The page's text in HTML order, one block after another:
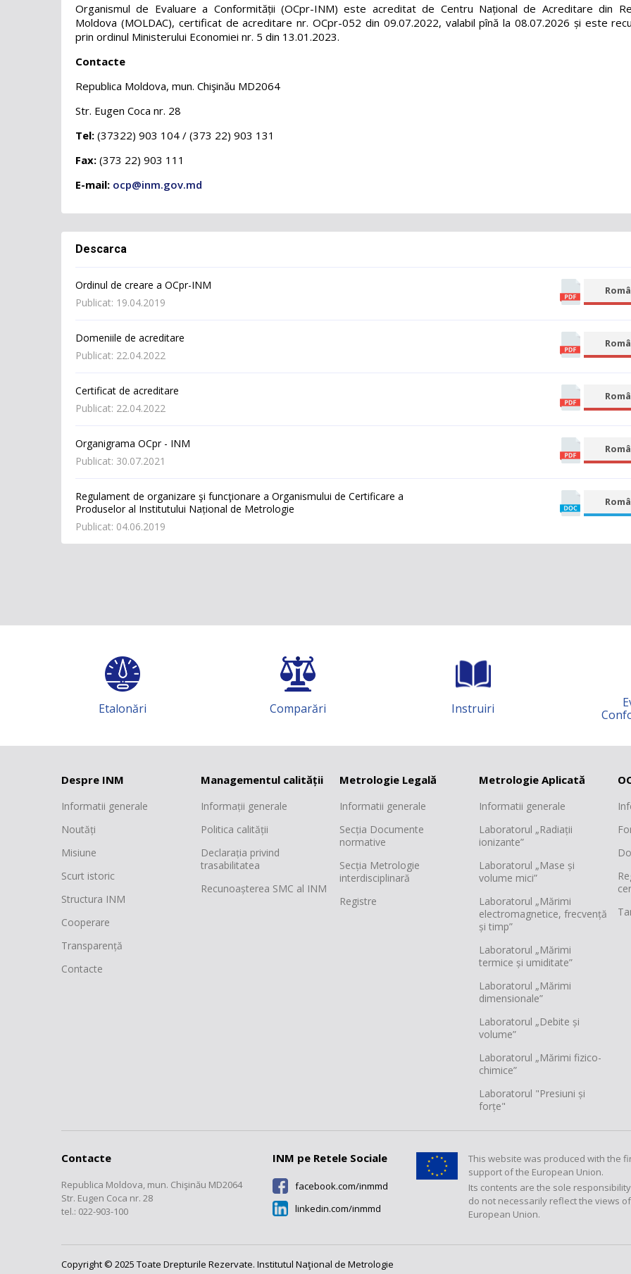
Organismul de Evaluare a Conformității (OCpr-INM) este acreditat de Centru Național de Acreditare din
Moldova (MOLDAC), certificat de acreditare nr. OCpr-052 din 09.07.2022, valabil pînă la 08.07.2026 și este
prin ordinul Ministerului Economiei nr. 5 din 13.01.2023.
Contacte
Republica Moldova, mun. Chişinău MD2064
Str. Eugen Coca nr. 28
Tel: (37322) 903 104 / (373 22) 903 131
Fax: (373 22) 903 111
E-mail: ocp@inm.gov.md
Descarca
Ordinul de creare a OCpr-INM
Publicat: 19.04.2019
Domeniile de acreditare
Publicat: 22.04.2022
Certificat de acreditare
Publicat: 22.04.2022
Organigrama OCpr - INM
Publicat: 30.07.2021
Regulament de organizare şi funcţionare a Organismului de Certificare a
Produselor al Institutului Național de Metrologie
Publicat: 04.06.2019
Etalonări Comparări Instruiri
Despre INM
Informatii generale
Noutăți
Misiune
Scurt istoric
Structura INM
Cooperare
Transparență
Contacte
Managementul calității
Informații generale
Politica calității
Declarația privind
trasabilitatea
Recunoașterea SMC al INM
Metrologie Legală
Informatii generale
Secția Documente
normative
Secția Metrologie
interdisciplinară
Registre
Metrologie Aplicată
Informatii generale
Laboratorul „Radiații
ionizante”
Laboratorul „Mase și
volume mici”
Laboratorul „Mărimi
electromagnetice, frecvență
și timp”
Laboratorul „Mărimi
termice și umiditate”
Laboratorul „Mărimi
dimensionale”
Laboratorul „Debite și
volume”
Laboratorul „Mărimi fizico-
chimice”
Laboratorul "Presiuni și
forțe"
Contacte
Republica Moldova, mun. Chişinău MD2064
Str. Eugen Coca nr. 28
tel.: 022-903-100
INM pe Retele Sociale
facebook.com/inmmd
linkedin.com/inmmd
This website was produced with the
support of the European Union.
Its contents are the sole
do not necessarily reflect the views
European Union.
Copyright © 2025 Toate Drepturile Rezervate. Institutul Naţional de Metrologie